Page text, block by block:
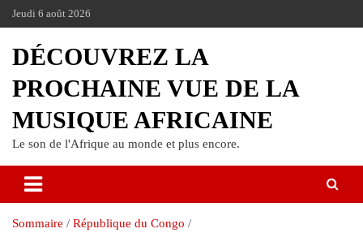
Jeudi 6 août 2026
DÉCOUVREZ LA
PROCHAINE VUE DE LA
MUSIQUE AFRICAINE
Le son de l'Afrique au monde et plus encore.
Sommaire
République du Congo